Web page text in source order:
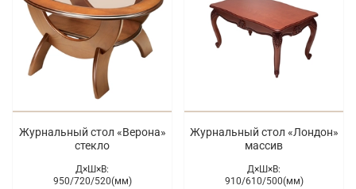
Журнальный стол «Верона»
стекло
Д×Ш×В:
950/720/520(мм)
Журнальный стол «Лондон»
массив
Д×Ш×В:
910/610/500(мм)